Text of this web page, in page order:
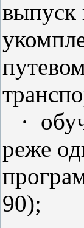
выпуск
·
реже
90);